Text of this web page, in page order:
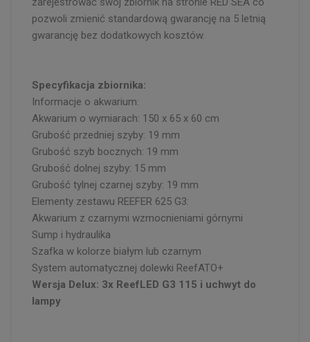
pozwoli zmienić standardową gwarancję na 5 letnią
gwarancję bez dodatkowych kosztów.
Specyfikacja zbiornika:
Informacje o akwarium:
Akwarium o wymiarach: 150 x 65 x 60 cm
Grubość przedniej szyby: 19 mm
Grubość szyb bocznych: 19 mm
Grubość dolnej szyby: 15 mm
Grubość tylnej czarnej szyby: 19 mm
Elementy zestawu REEFER 625 G3:
Akwarium z czarnymi wzmocnieniami górnymi
Sump i hydraulika
Szafka w kolorze białym lub czarnym
System automatycznej dolewki ReefATO+
Wersja Delux: 3x ReefLED G3 115 i uchwyt do
lampy